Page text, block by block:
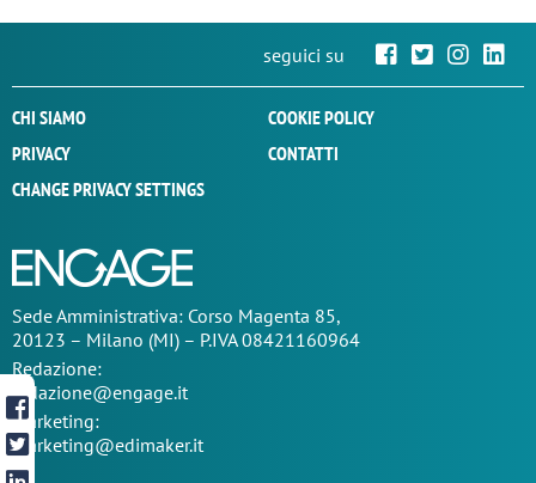
seguici su
CHI SIAMO
COOKIE POLICY
PRIVACY
CONTATTI
CHANGE PRIVACY SETTINGS
SedeAmministrativa: Corso Magenta 85,
20123 – Milano (MI) – P.IVA 08421160964
Redazione:
redazione@engage.it
Marketing:
marketing@edimaker.it